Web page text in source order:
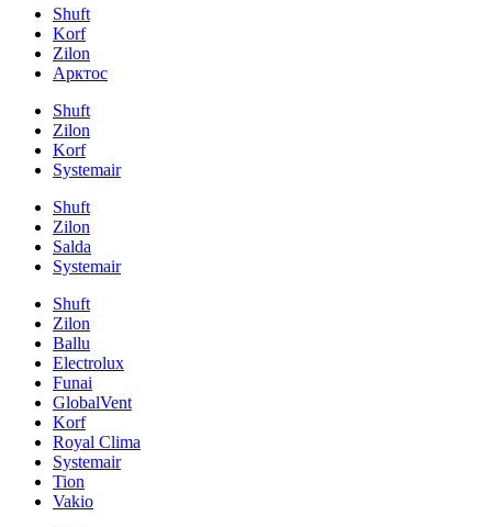
Shuft
Korf
Zilon
Арктос
Shuft
Zilon
Korf
Systemair
Shuft
Zilon
Salda
Systemair
Shuft
Zilon
Ballu
Electrolux
Funai
GlobalVent
Korf
Royal Clima
Systemair
Tion
Vakio